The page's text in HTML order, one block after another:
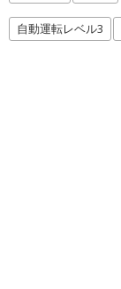
自動運転レベル3